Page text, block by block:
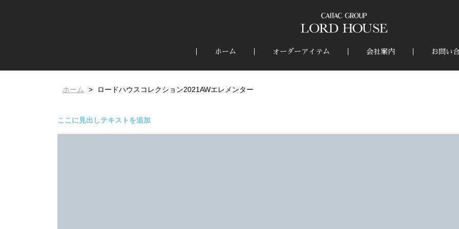
ホーム オーダーアイテム 会社案内 お問い
ホーム ロードハウスコレクション2021AWエレメンター
ここに見出しテキストを追加